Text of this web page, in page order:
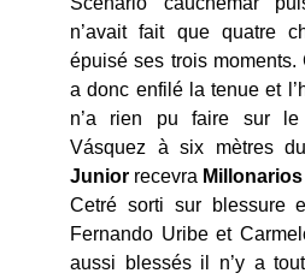
n’avait fait que quatre
épuisé ses trois moments.
a donc enfilé la tenue et
n’a rien pu faire sur
Vásquez à six mètres
Junior recevra Millonarios
Cetré sorti sur blessure
Fernando Uribe et
aussi blessés il n’y a